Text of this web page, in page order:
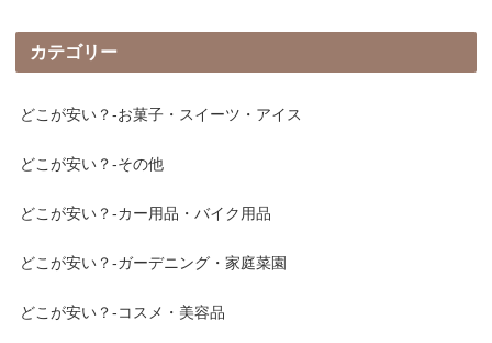
カテゴリー
どこが安い？-お菓子・スイーツ・アイス
どこが安い？-その他
どこが安い？-カー用品・バイク用品
どこが安い？-ガーデニング・家庭菜園
どこが安い？-コスメ・美容品